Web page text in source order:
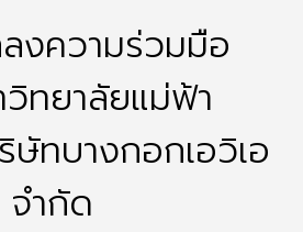
งความร่วมมือ
วิทยาลัยแม่ฟ้า
ษัทบางกอกเอวิเอ
จำกัด